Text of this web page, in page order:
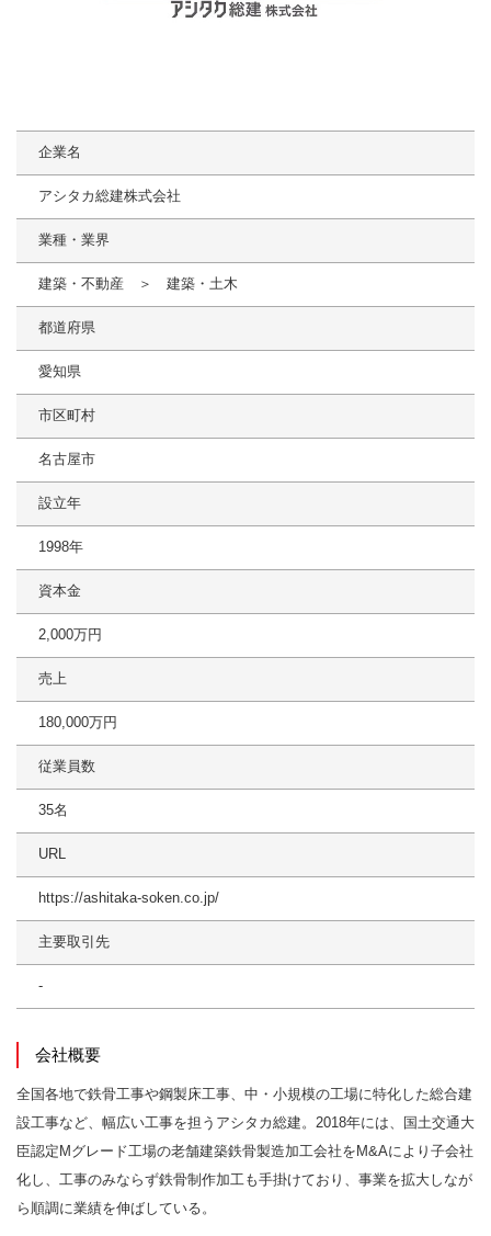
企業名
アシタカ総建株式会社
業種・業界
建築・不動産 ＞ 建築・土木
都道府県
愛知県
市区町村
名古屋市
設立年
1998年
資本金
2,000万円
売上
180,000万円
従業員数
35名
URL
https://ashitaka-soken.co.jp/
主要取引先
-
会社概要
全国各地で鉄骨工事や鋼製床工事、中・小規模の工場に特化した総合建
設工事など、幅広い工事を担うアシタカ総建。2018年には、国土交通大
臣認定Mグレード工場の老舗建築鉄骨製造加工会社をM&Aにより子会社
化し、工事のみならず鉄骨制作加工も手掛けており、事業を拡大しなが
ら順調に業績を伸ばしている。